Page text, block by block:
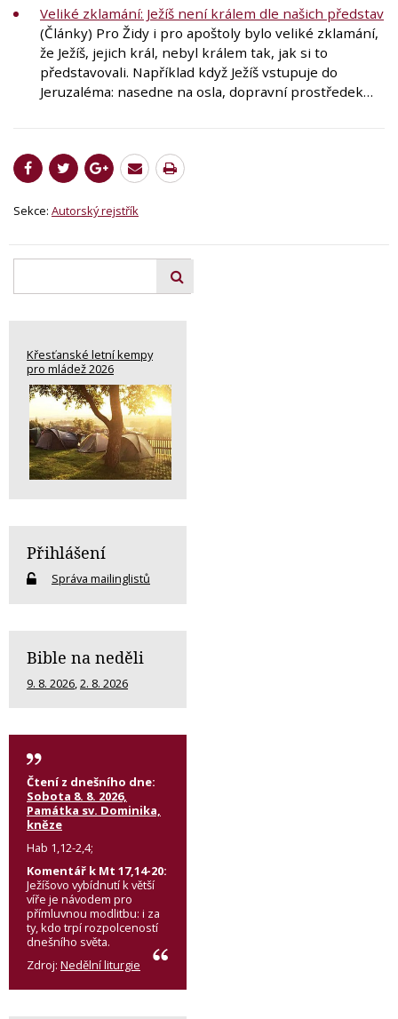
Veliké zklamání: Ježíš není králem dle našich představ
(Články) Pro Židy i pro apoštoly bylo veliké zklamání,
že Ježíš, jejich král, nebyl králem tak, jak si to
představovali. Například když Ježíš vstupuje do
Jeruzaléma: nasedne na osla, dopravní prostředek…
Sekce: Autorský rejstřík
Křesťanské letní kempy
pro mládež 2026
Přihlášení
Správa mailinglistů
Bible na neděli
9. 8. 2026,2. 8. 2026
Čtení z dnešního dne:
Sobota 8. 8. 2026,
Památka sv. Dominika,
kněze
Hab 1,12-2,4;
Komentář k Mt 17,14-20:
Ježíšovo vybídnutí k větší
víře je návodem pro
přímluvnou modlitbu: i za
ty, kdo trpí rozpolceností
dnešního světa.
Zdroj: Nedělní liturgie